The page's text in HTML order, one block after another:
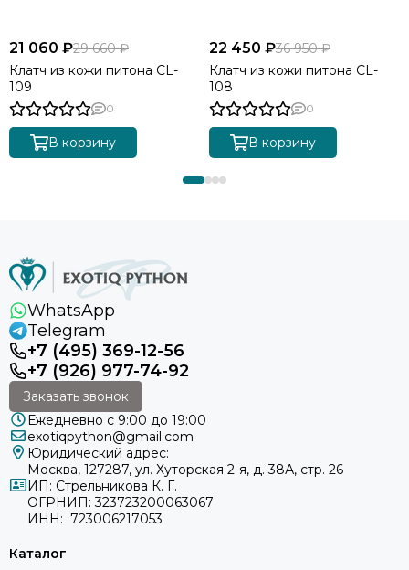
21 060 ₽29 660 ₽
Клатч из кожи питона CL-
109
0
В корзину
22 450 ₽36 950 ₽
Клатч из кожи питона CL-
108
0
В корзину
WhatsApp
Telegram
+7 (495) 369-12-56
+7 (926) 977-74-92
Заказать звонок
Ежедневно с 9:00 до 19:00
exotiqpython@gmail.com
Юридический адрес:
Москва, 127287, ул. Хуторская 2-я, д. 38А, стр. 26
ИП: Стрельникова К. Г.
ОГРНИП: 323723200063067
ИНН: 723006217053
Каталог